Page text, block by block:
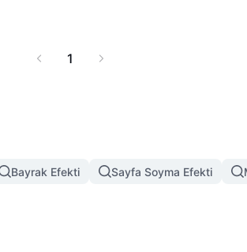
1
Bayrak Efekti Sayfa Soyma Efekti